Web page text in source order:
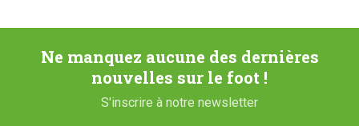
Ne manquez aucune des dernières
nouvelles sur le foot !
S'inscrire à notre newsletter